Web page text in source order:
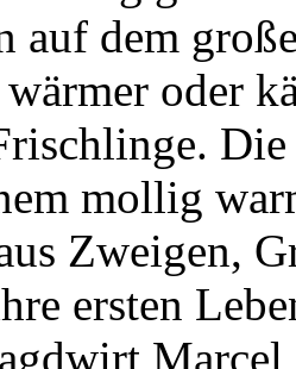
auf dem
wärmer oder
mollig
Zweigen,
ersten